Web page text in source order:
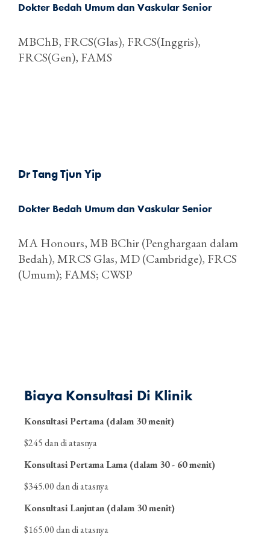
Biaya Konsultasi Di Klinik
Konsultasi Pertama (dalam 30 menit)
$245 dan di atasnya
Konsultasi Pertama Lama (dalam 30 - 60 menit)
$345.00 dan di atasnya
Konsultasi Lanjutan (dalam 30 menit)
$165.00 dan di atasnya
Dokter Bedah Umum dan Vaskular Senior
MBChB, FRCS(Glas), FRCS(Inggris),
FRCS(Gen), FAMS
Dr Tang Tjun Yip
Dokter Bedah Umum dan Vaskular Senior
MA Honours, MB BChir (Penghargaan dalam
Bedah), MRCS Glas, MD (Cambridge), FRCS
(Umum); FAMS; CWSP